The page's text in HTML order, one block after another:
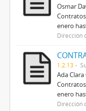
Osmar
enero
Dirección
1.2.13
Ada Clara
enero
Dirección